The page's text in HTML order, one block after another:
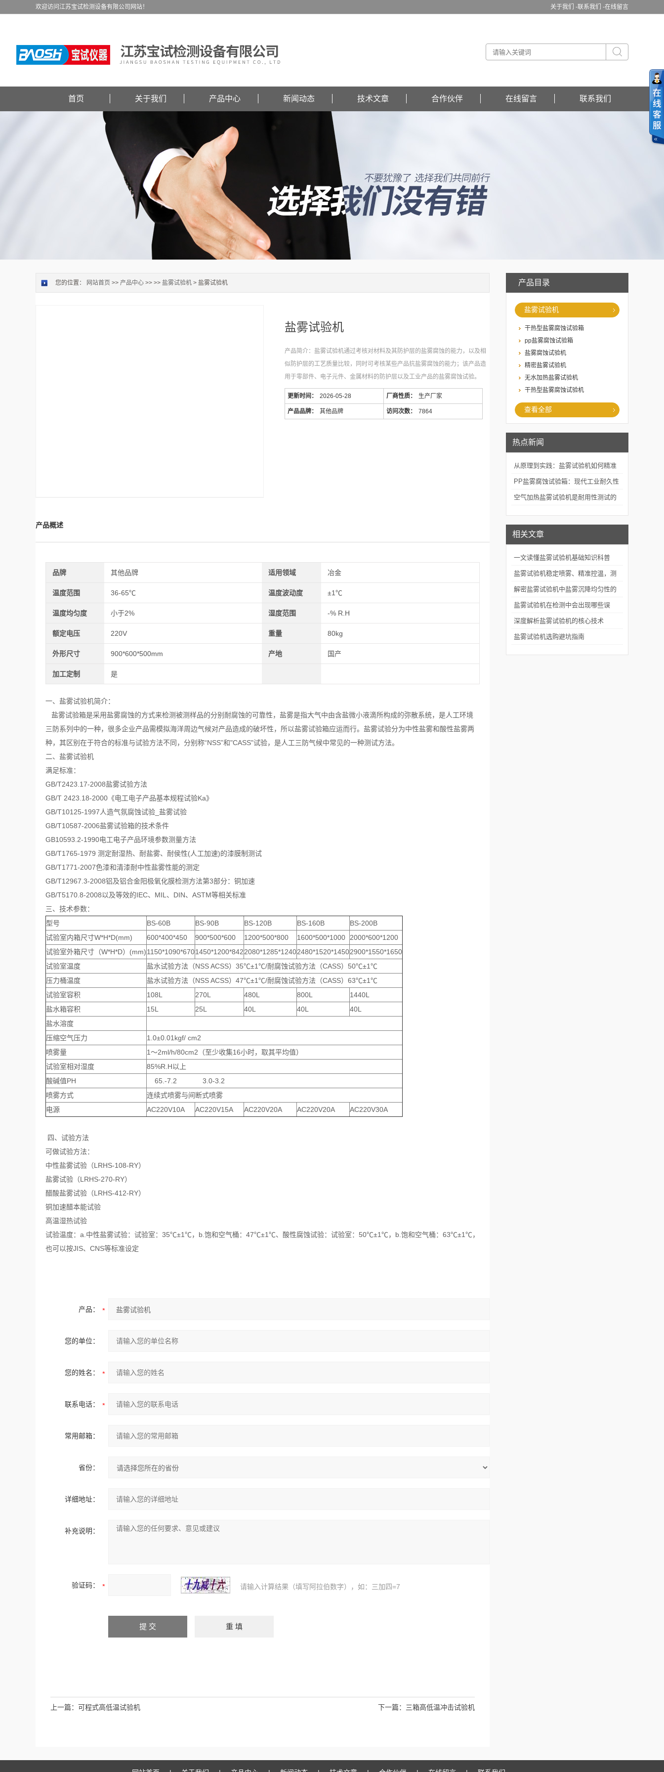
关于我们 -联系我们 -在线留言
欢迎访问江苏宝试检测设备有限公司网站！
首页 关于我们 产品中心 新闻动态 技术文章 合作伙伴 在线留言 联系我们
产品目录
盐雾试验机
干热型盐雾腐蚀试验箱
pp盐雾腐蚀试验箱
盐雾腐蚀试验机
精密盐雾试验机
无水加热盐雾试验机
干热型盐雾腐蚀试验机
查看全部
热点新闻
从原理到实践：盐雾试验机如何精准
模拟海洋腐蚀环境？
PP盐雾腐蚀试验箱：现代工业耐久性
评价的关键技术装备
空气加热盐雾试验机是耐用性测试的
相关文章
一文读懂盐雾试验机基础知识科普
盐雾试验机稳定喷雾、精准控温，测
试更可靠
解密盐雾试验机中盐雾沉降均匀性的
控制奥秘
盐雾试验机在检测中会出现哪些误
差？如何避免？
深度解析盐雾试验机的核心技术
盐雾试验机选购避坑指南
您的位置： 网站首页 >> 产品中心 >> >> 盐雾试验机 > 盐雾试验机
盐雾试验机
产品简介：盐雾试验机通过考核对材料及其防护层的盐雾腐蚀的能力，以及相
似防护层的工艺质量比较，同时可考核某些产品抗盐雾腐蚀的能力；该产品造
用于零部件、电子元件、金属材料的防护层以及工业产品的盐雾腐蚀试验。
更新时间： 2026-05-28 厂商性质： 生产厂家
产品品牌： 其他品牌 访问次数： 7864
产品概述
品牌 其他品牌 适用领域 冶金
温度范围 36-65℃ 温度波动度 ±1℃
温度均匀度 小于2% 湿度范围 -% R.H
额定电压 220V 重量 80kg
外形尺寸 900*600*500mm 产地 国产
加工定制 是
一、盐雾试验机简介：
盐雾试验箱是采用盐雾腐蚀的方式来检测被测样品的分别耐腐蚀的可靠性，盐雾是指大气中由含盐微小液滴所构成的弥散系统，是人工环境
三防系列中的一种，很多企业产品需模拟海洋周边气候对产品造成的破坏性，所以盐雾试验箱应运而行。盐雾试验分为中性盐雾和酸性盐雾两
种，其区别在于符合的标准与试验方法不同，分别称“NSS”和"CASS"试验，是人工三防气候中常见的一种测试方法。
二、盐雾试验机
满足标准：
GB/T2423.17-2008盐雾试验方法
GB/T 2423.18-2000《电工电子产品基本规程试验Ka》
GB/T10125-1997人造气氛腐蚀试验_盐雾试验
GB/T10587-2006盐雾试验箱的技术条件
GB10593.2-1990电工电子产品环境参数测量方法
GB/T1765-1979 测定耐湿热、耐盐雾、耐侯性(人工加速)的漆膜制测试
GB/T1771-2007色漆和清漆耐中性盐雾性能的测定
GB/T12967.3-2008铝及铝合金阳极氧化膜检测方法第3部分：铜加速
GB/T5170.8-2008以及等效的IEC、MIL、DIN、ASTM等相关标准
三、技术参数：
型号
BS-60B BS-90B BS-120B BS-160B
BS-200B
试验室内箱尺寸W*H*D(mm)
600*400*450 900*500*600 1200*500*800 1600*500*1000
2000*600*1200
试验室外箱尺寸（W*H*D）(mm)1150*1090*6701450*1200*8422080*1285*12402480*1520*14502900*1550*1650
试验室温度
盐水试验方法（NSS ACSS）35℃±1℃/耐腐蚀试验方法（CASS）50℃±1℃
压力桶温度
盐水试验方法（NSS ACSS）47℃±1℃/耐腐蚀试验方法（CASS）63℃±1℃
试验室容积
108L 270L 480L 800L
1440L
盐水箱容积
15L 25L 40L 40L
40L
盐水溶度
压缩空气压力
1.0±0.01kgf/ cm2
喷雾量
1～2ml/h/80cm2（至少收集16小时，取其平均值）
试验室相对湿度
85%R.H以上
酸碱值PH
65.-7.2 3.0-3.2
喷雾方式
连续式喷雾与间断式喷雾
电源
AC220V10A AC220V15A AC220V20A AC220V20A AC220V30A
四、试验方法
可做试验方法：
中性盐雾试验（LRHS-108-RY）
盐雾试验（LRHS-270-RY）
醋酸盐雾试验（LRHS-412-RY）
铜加速醋本能试验
高温湿热试验
试验温度：a.中性盐雾试验：试验室：35℃±1℃，b.饱和空气桶：47℃±1℃、酸性腐蚀试验：试验室：50℃±1℃，b.饱和空气桶：63℃±1℃，
也可以按JIS、CNS等标准设定
产品：
您的单位：
您的姓名：
联系电话：
常用邮箱：
省份：
详细地址：
补充说明：
验证码： 请输入计算结果（填写阿拉伯数字），如：三加四=7
上一篇： 可程式高低温试验机 下一篇： 三箱高低温冲击试验机